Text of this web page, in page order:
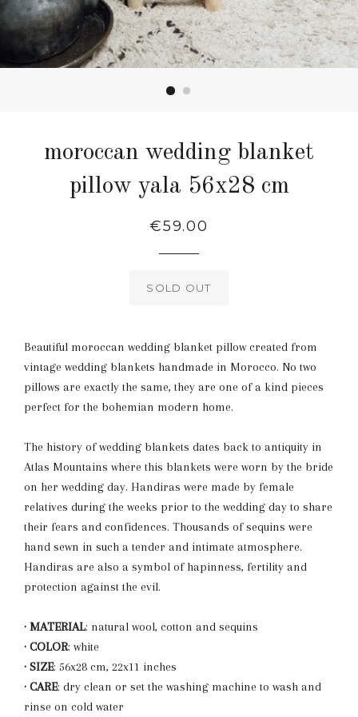
moroccan wedding blanket
pillow yala 56x28 cm
Regular
€59.00
SOLD OUT
Beautiful moroccan wedding blanket pillow created from
vintage wedding blankets handmade in Morocco. No two
pillows are exactly the same, they are one of a kind pieces
perfect for the bohemian modern home.
The history of wedding blankets dates back to antiquity in
Atlas Mountains where this blankets were worn by the bride
on her wedding day. Handiras were made by female
relatives during the weeks prior to the wedding day to share
their fears and confidences. Thousands of sequins were
hand sewn in such a tender and intimate atmosphere.
Handiras are also a symbol of hapinness, fertility and
protection against the evil.
· MATERIAL: natural wool, cotton and sequins
· COLOR: white
· SIZE: 56x28 cm, 22x11 inches
· CARE: dry clean or set the washing machine to wash and
rinse on cold water